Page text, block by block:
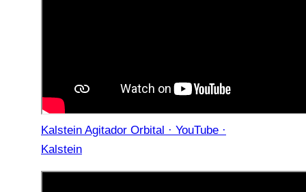
Kalstein Agitador Orbital · YouTube ·
Kalstein